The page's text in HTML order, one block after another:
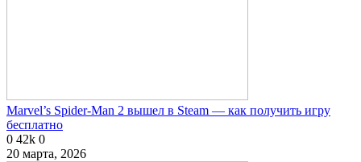
Marvel’s Spider-Man 2 вышел в Steam — как получить игру
бесплатно
0 42k 0
20 марта, 2026